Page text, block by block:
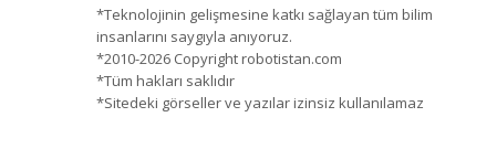
*Teknolojinin gelişmesine katkı sağlayan tüm bilim
insanlarını saygıyla anıyoruz.
*2010-2026 Copyright robotistan.com
*Tüm hakları saklıdır
*Sitedeki görseller ve yazılar izinsiz kullanılamaz